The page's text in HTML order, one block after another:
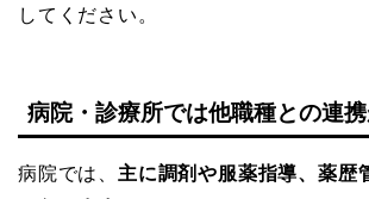
してください。
病院・診療所では他職種との連
病院では、 主に調剤や服薬指導、薬歴